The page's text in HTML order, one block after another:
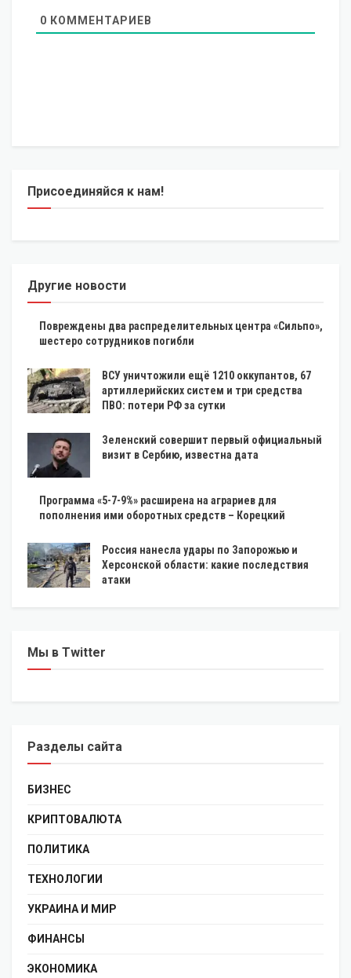
0 КОММЕНТАРИЕВ
Присоединяйся к нам!
Другие новости
Повреждены два распределительных центра «Сильпо»,
шестеро сотрудников погибли
ВСУ уничтожили ещё 1210 оккупантов, 67
артиллерийских систем и три средства
ПВО: потери РФ за сутки
Зеленский совершит первый официальный
визит в Сербию, известна дата
Программа «5-7-9%» расширена на аграриев для
пополнения ими оборотных средств – Корецкий
Россия нанесла удары по Запорожью и
Херсонской области: какие последствия
атаки
Мы в Twitter
Разделы сайта
БИЗНЕС
КРИПТОВАЛЮТА
ПОЛИТИКА
ТЕХНОЛОГИИ
УКРАИНА И МИР
ФИНАНСЫ
ЭКОНОМИКА